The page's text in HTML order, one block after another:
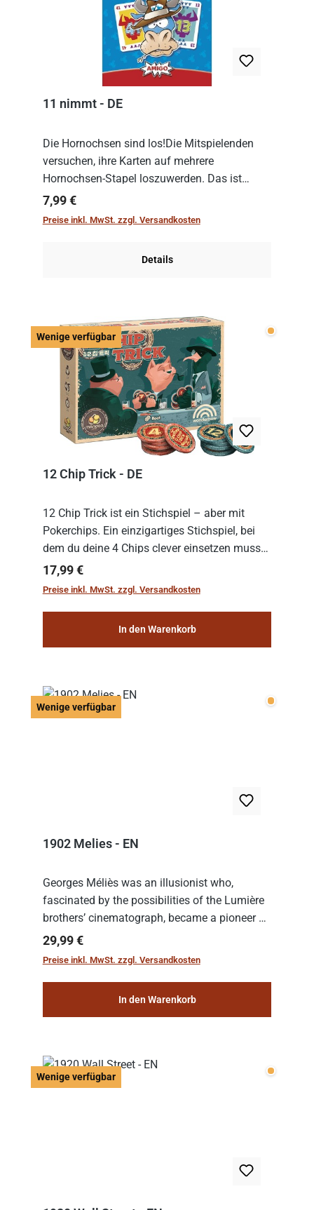
11 nimmt - DE
Die Hornochsen sind los!Die Mitspielenden
versuchen, ihre Karten auf mehrere
Hornochsen-Stapel loszuwerden. Das ist
kniffliger als gedacht, denn die Differenz
zwischen ausgespielter Karte und der
Regulärer Preis:
7,99 €
Preise inkl. MwSt. zzgl. Versandkosten
Details
Wenige verfügbar Wenige
12 Chip Trick - DE
12 Chip Trick ist ein Stichspiel – aber mit
Pokerchips. Ein einzigartiges Stichspiel, bei
dem du deine 4 Chips clever einsetzen musst.
Wer die Chips mit dem höchsten Gesamtwert
hat, gewinnt die Runde. Aber Vorsicht: D...
Regulärer Preis:
17,99 €
Preise inkl. MwSt. zzgl. Versandkosten
In den Warenkorb
Wenige verfügbar Wenige
1902 Melies - EN
Georges Méliès was an illusionist who,
fascinated by the possibilities of the Lumière
brothers’ cinematograph, became a pioneer of
cinema. In 1902, he filmed his most famous
work: “Le Voyage dans la Lune” (“A Trip to...
Regulärer Preis:
29,99 €
Preise inkl. MwSt. zzgl. Versandkosten
In den Warenkorb
Wenige verfügbar Wenige